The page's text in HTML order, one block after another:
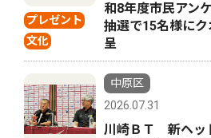
プレゼント
文化
和8年度市民アン
抽選で15名様に
呈
中原区
2026.07.31
川崎ＢＴ 新ヘッ